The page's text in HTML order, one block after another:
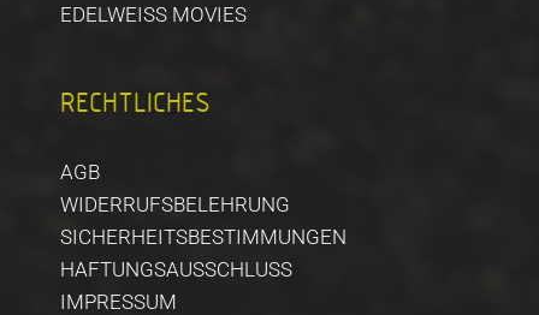
EDELWEISS MOVIES
RECHTLICHES
AGB
WIDERRUFSBELEHRUNG
SICHERHEITSBESTIMMUNGEN
HAFTUNGSAUSSCHLUSS
IMPRESSUM